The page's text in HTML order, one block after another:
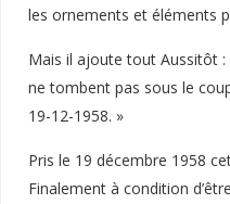
les ornements et éléments
Mais il ajoute tout Aussitôt :
ne tombent pas sous le
19-12-1958. »
Pris le 19 décembre 1958
Finalement à condition